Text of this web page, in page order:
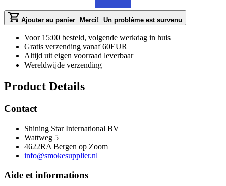
Ajouter au panier Merci! Un problème est survenu
Voor 15:00 besteld, volgende werkdag in huis
Gratis verzending vanaf 60EUR
Altijd uit eigen voorraad leverbaar
Wereldwijde verzending
Product Details
Contact
Shining Star International BV
Wattweg 5
4622RA Bergen op Zoom
info@smokesupplier.nl
Aide et informations